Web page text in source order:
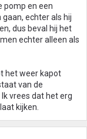
pomp en een
echter als hij
dus beval hij het
echter alleen als
het weer kapot
van de
vrees dat het erg
kijken.